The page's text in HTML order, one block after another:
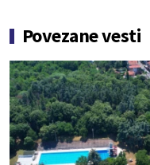
Povezane vesti